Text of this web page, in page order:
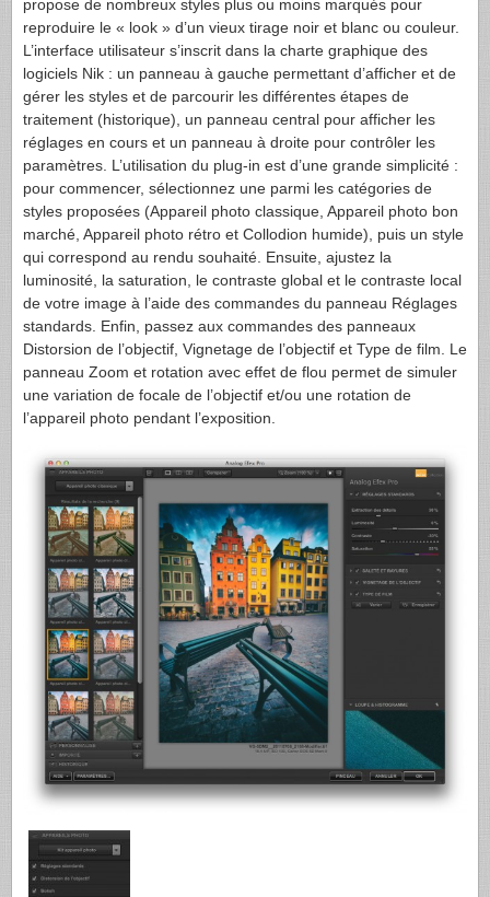
propose de nombreux styles plus ou moins marqués pour
reproduire le « look » d’un vieux tirage noir et blanc ou couleur.
L’interface utilisateur s’inscrit dans la charte graphique des
logiciels Nik : un panneau à gauche permettant d’afficher et de
gérer les styles et de parcourir les différentes étapes de
traitement (historique), un panneau central pour afficher les
réglages en cours et un panneau à droite pour contrôler les
paramètres. L’utilisation du plug-in est d’une grande simplicité :
pour commencer, sélectionnez une parmi les catégories de
styles proposées (Appareil photo classique, Appareil photo bon
marché, Appareil photo rétro et Collodion humide), puis un style
qui correspond au rendu souhaité. Ensuite, ajustez la
luminosité, la saturation, le contraste global et le contraste local
de votre image à l’aide des commandes du panneau Réglages
standards. Enfin, passez aux commandes des panneaux
Distorsion de l’objectif, Vignetage de l’objectif et Type de film. Le
panneau Zoom et rotation avec effet de flou permet de simuler
une variation de focale de l’objectif et/ou une rotation de
l’appareil photo pendant l’exposition.